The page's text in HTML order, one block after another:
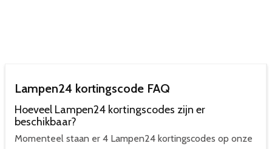
Lampen24 kortingscode FAQ
Hoeveel Lampen24 kortingscodes zijn er
beschikbaar?
Momenteel staan er 4 Lampen24 kortingscodes op onze